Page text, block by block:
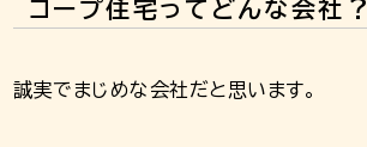
コープ住宅ってどんな会社？
誠実でまじめな会社だと思います。